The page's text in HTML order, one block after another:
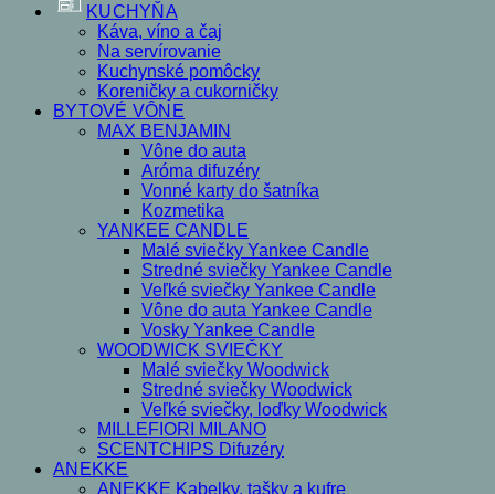
KUCHYŇA
Káva, víno a čaj
Na servírovanie
Kuchynské pomôcky
Koreničky a cukorničky
BYTOVÉ VÔNE
MAX BENJAMIN
Vône do auta
Aróma difuzéry
Vonné karty do šatníka
Kozmetika
YANKEE CANDLE
Malé sviečky Yankee Candle
Stredné sviečky Yankee Candle
Veľké sviečky Yankee Candle
Vône do auta Yankee Candle
Vosky Yankee Candle
WOODWICK SVIEČKY
Malé sviečky Woodwick
Stredné sviečky Woodwick
Veľké sviečky, loďky Woodwick
MILLEFIORI MILANO
SCENTCHIPS Difuzéry
ANEKKE
ANEKKE Kabelky, tašky a kufre